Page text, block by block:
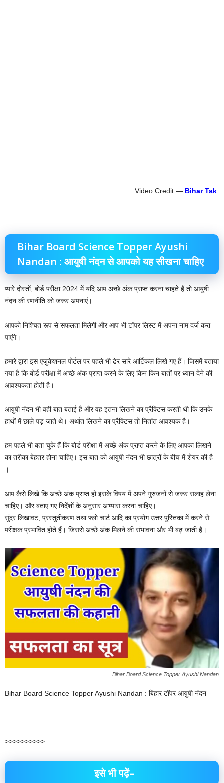
Video Credit — Bihar Tak
Bihar Board Science Topper Ayushi
Nandan : आयुषी नंदन से आपको यह सीखना चाहिए
प्यारे दोस्तों, बोर्ड परीक्षा 2024 में यदि आप अच्छे अंक प्राप्त करना चाहते हैं तो आयुषी
नंदन की रणनीति को जरूर अपनाएं।
आपको निश्चित रूप से सफलता मिलेगी और आप भी टॉपर लिस्ट में अपना नाम दर्ज करा
पाएंगे।
हमारे द्वारा इस एजुकेशनल पोर्टल पर पहले भी ढेर सारे आर्टिकल लिखे गए हैं। जिसमें बताया
गया है कि बोर्ड परीक्षा में अच्छे अंक प्राप्त करने के लिए किन किन बातों पर ध्यान देने की
आवश्यकता होती है।
आयुषी नंदन भी वही बात बताई है और वह इतना लिखने का प्रैक्टिस करती थी कि उनके
हाथों में छाले पड़ जाते थे। अर्थात लिखने का प्रैक्टिस तो नितांत आवश्यक है।
हम पहले भी बता चुके हैं कि बोर्ड परीक्षा में अच्छे अंक प्राप्त करने के लिए आपका लिखने
का तरीका बेहतर होना चाहिए। इस बात को आयुषी नंदन भी छात्रों के बीच में शेयर की है
‌।
आप कैसे लिखे कि अच्छे अंक प्राप्त हो इसके विषय में अपने गुरुजनों से जरूर सलाह लेना
चाहिए। और बताए गए निर्देशों के अनुसार अभ्यास करना चाहिए।
सुंदर लिखावट, प्रस्तुतीकरण तथा फ्लो चार्ट आदि का प्रयोग उत्तर पुस्तिका में करने से
परीक्षक प्रभावित होते हैं। जिससे अच्छे अंक मिलने की संभावना और भी बढ़ जाती है।
Bihar Board Science Topper Ayushi Nandan
Bihar Board Science Topper Ayushi Nandan : बिहार टॉपर आयुषी नंदन
>>>>>>>>>>
इसे भी पढ़ें–